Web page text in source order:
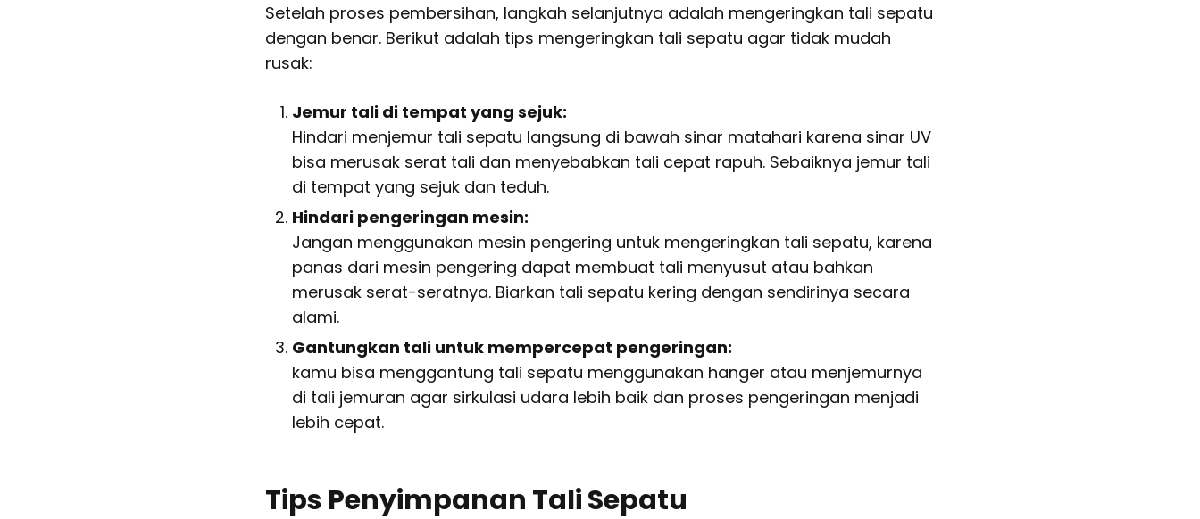
Setelah proses pembersihan, langkah selanjutnya adalah mengeringkan tali sepatu
dengan benar. Berikut adalah tips mengeringkan tali sepatu agar tidak mudah
rusak:
Jemur tali di tempat yang sejuk:
Hindari menjemur tali sepatu langsung di bawah sinar matahari karena sinar UV
bisa merusak serat tali dan menyebabkan tali cepat rapuh. Sebaiknya jemur tali
di tempat yang sejuk dan teduh.
Hindari pengeringan mesin:
Jangan menggunakan mesin pengering untuk mengeringkan tali sepatu, karena
panas dari mesin pengering dapat membuat tali menyusut atau bahkan
merusak serat-seratnya. Biarkan tali sepatu kering dengan sendirinya secara
alami.
Gantungkan tali untuk mempercepat pengeringan:
kamu bisa menggantung tali sepatu menggunakan hanger atau menjemurnya
di tali jemuran agar sirkulasi udara lebih baik dan proses pengeringan menjadi
lebih cepat.
Tips Penyimpanan Tali Sepatu